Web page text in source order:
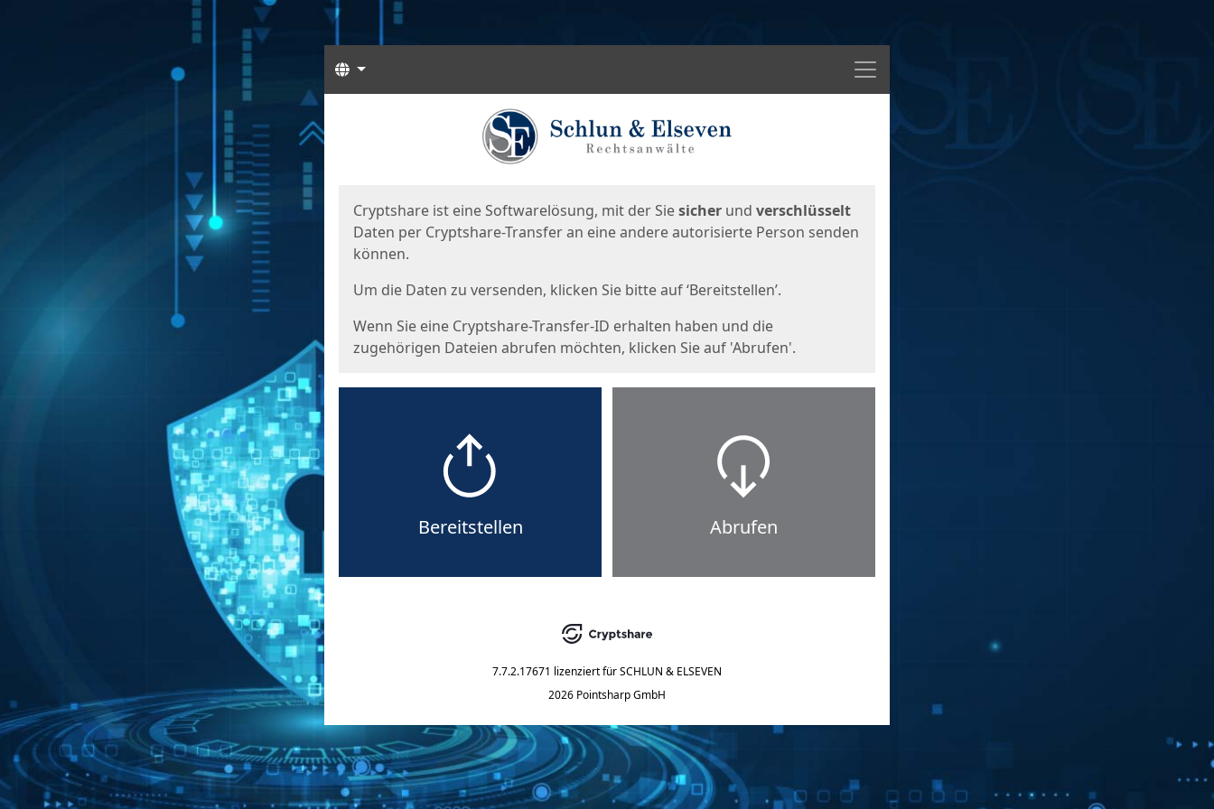
Menü
Sprachen
Cryptshare ist eine Softwarelösung, mit der Siesicher und verschlüsselt
Daten per Cryptshare-Transfer an eine andere autorisierte Person senden
können.
Um die Daten zu versenden, klicken Sie bitte auf ‘Bereitstellen’.
Wenn Sie eine Cryptshare-Transfer-ID erhalten haben und die
zugehörigen Dateien abrufen möchten, klicken Sie auf 'Abrufen'.
Bereitstellen Abrufen
7.7.2.17671 lizenziert fürSCHLUN & ELSEVEN
2026 Pointsharp GmbH